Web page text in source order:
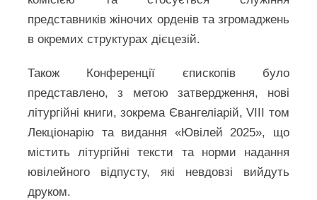
представників жіночих орденів та згромаджень
в окремих структурах дієцезій.
Також Конференції єпископів було
представлено, з метою затвердження, нові
літургійні книги, зокрема Євангеліарій, VIII том
Лекціонарію та видання «Ювілей 2025», що
містить літургійні тексти та норми надання
ювілейного відпусту, які невдовзі вийдуть
друком.